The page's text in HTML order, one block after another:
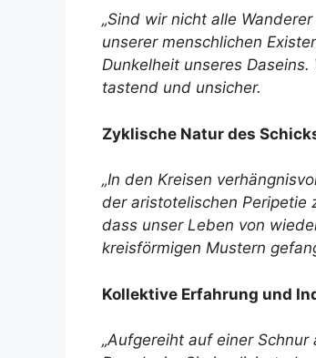
„Sind wir nicht alle
unserer menschlichen
Dunkelheit unseres
tastend und unsicher.
Zyklische Natur des
„In den Kreisen
der aristotelischen Peripetie
dass unser Leben von
kreisförmigen Mustern
Kollektive Erfahrung und
„Aufgereiht auf einer